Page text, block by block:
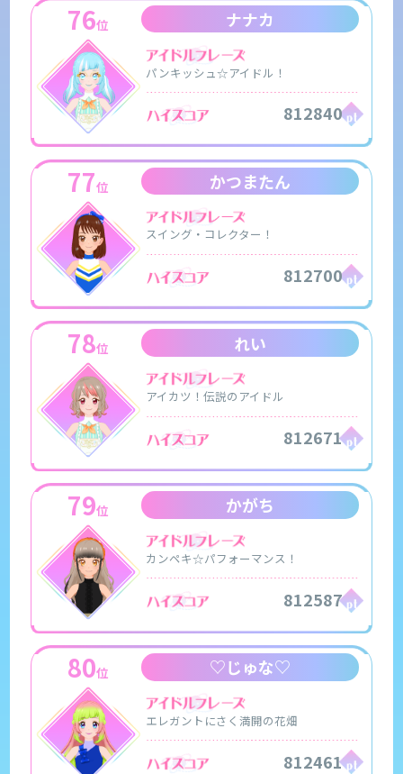
76位 ナナカ
パンキッシュ☆アイドル！
812840
77位 かつまたん
スイング・コレクター！
812700
78位 れい
アイカツ！伝説のアイドル
812671
79位 かがち
カンペキ☆パフォーマンス！
812587
80位 ♡じゅな♡
エレガントにさく満開の花畑
812461